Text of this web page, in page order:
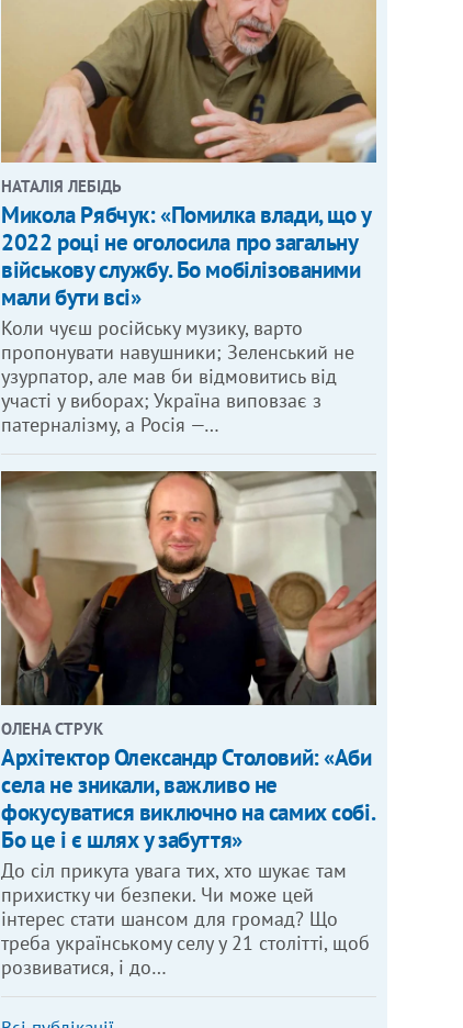
НАТАЛІЯ ЛЕБІДЬ
Микола Рябчук: «Помилка влади, що у
2022 році не оголосила про загальну
військову службу. Бо мобілізованими
мали бути всі»
Коли чуєш російську музику, варто
пропонувати навушники; Зеленський не
узурпатор, але мав би відмовитись від
участі у виборах; Україна виповзає з
патерналізму, а Росія —…
ОЛЕНА СТРУК
Архітектор Олександр Столовий: «Аби
села не зникали, важливо не
фокусуватися виключно на самих собі.
Бо це і є шлях у забуття»
До сіл прикута увага тих, хто шукає там
прихистку чи безпеки. Чи може цей
інтерес стати шансом для громад? Що
треба українському селу у 21 столітті, щоб
розвиватися, і до…